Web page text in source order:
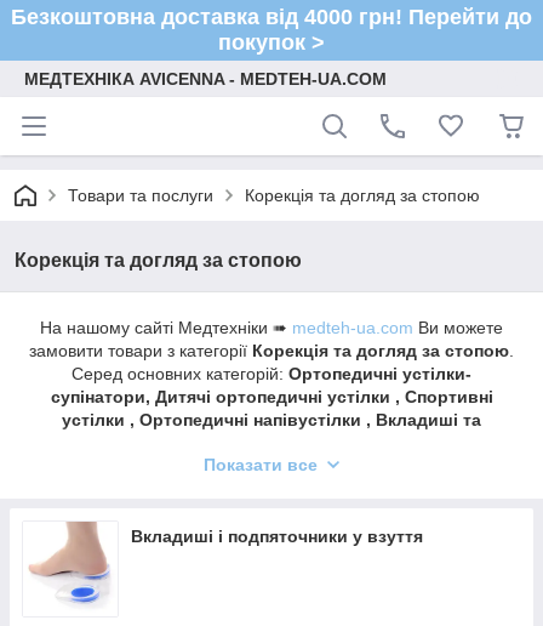
Безкоштовна доставка від 4000 грн! Перейти до
покупок >
МЕДТЕХНІКА AVICENNA - MEDTEH-UA.COM
Товари та послуги Корекція та догляд за стопою
Корекція та догляд за стопою
На нашому сайті Медтехніки ➠ medteh-ua.com Ви можете
замовити товари з категорії Корекція та догляд за стопою
Серед основних категорій: Ортопедичні устілки-
супінатори, Дитячі ортопедичні устілки , Спортивні
устілки , Ортопедичні напівустілки , Вкладиші та
клинці та напальчники на пальці.
асортимент ✔ Акції та знижки ✔ Відгуки покупців ✔
Понад 7 років на ринку ✔ Оплата при отриманні ✔
Показати все
Вкладиші і подпяточники у взуття